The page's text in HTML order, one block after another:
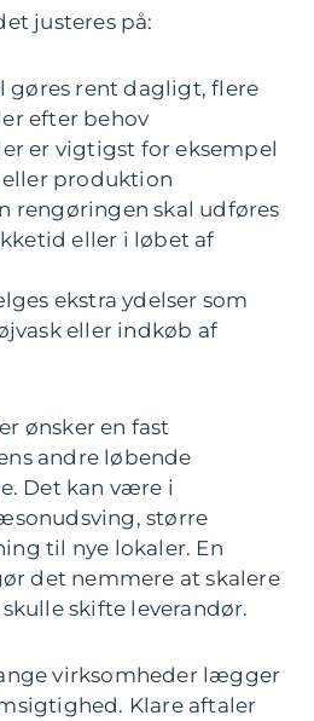
justeres på:
gøres rent dagligt, flere
efter behov
er vigtigst for eksempel
produktion
rengøringen skal udføres
eller i løbet af
ekstra ydelser som
eller indkøb af
ønsker en fast
andre løbende
Det kan være i
større
til nye lokaler. En
det nemmere at skalere
skifte leverandør.
virksomheder lægger
Klare aftaler